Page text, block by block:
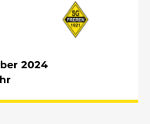
2024